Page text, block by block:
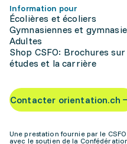
Information pour
Écolières et écoliers
Gymnasiennes et
Adultes
Shop CSFO: Brochures
études et la carrière
Contacter orientation.ch
Une prestation fournie par le
avec le soutien de la